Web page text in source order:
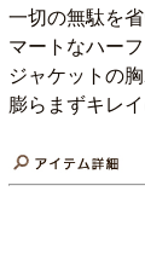
一切の無駄を
マートなハー
ジャケットの
膨らまずキレ